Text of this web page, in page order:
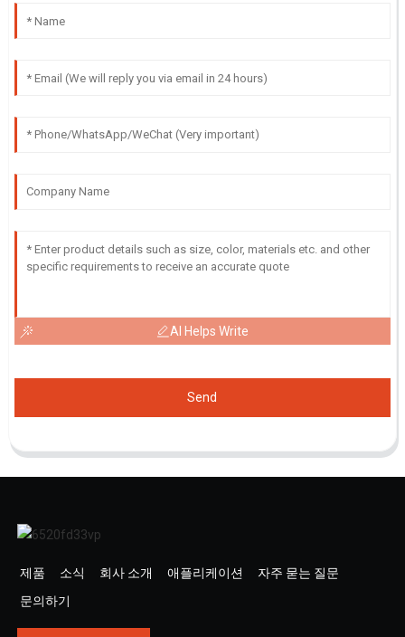
AI Helps Write
Send
제품 소식 회사 소개 애플리케이션
자주 묻는 질문
문의하기